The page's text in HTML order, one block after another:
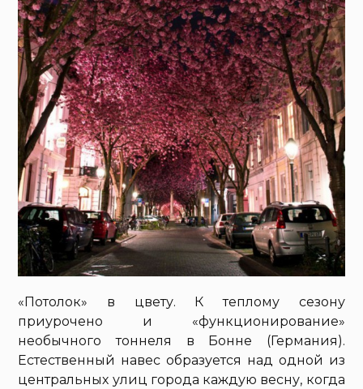
«Потолок» в цвету. К теплому сезону
приурочено и «функционирование»
необычного тоннеля в Бонне (Германия).
Естественный навес образуется над одной из
центральных улиц города каждую весну, когда